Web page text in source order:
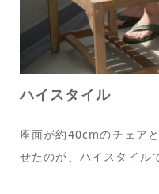
ハイスタイル
座面が約40cmのチェア
せたのが、ハイスタイル